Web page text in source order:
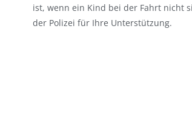
ist, wenn ein Kind bei der Fahrt nicht
der Polizei für Ihre Unterstützung.